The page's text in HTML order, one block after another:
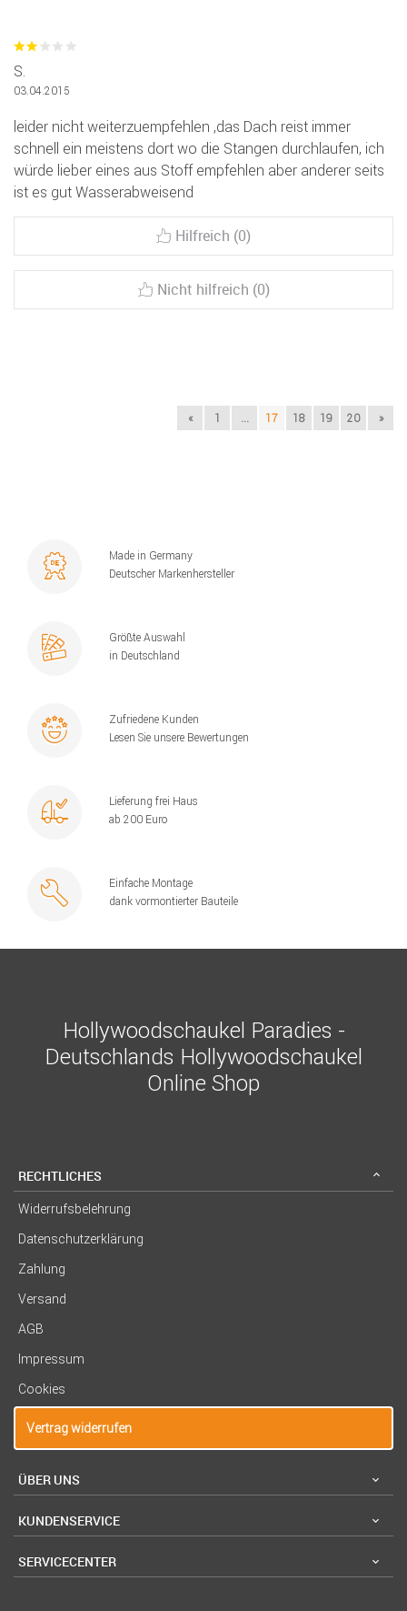
S.
03.04.2015
leider nicht weiterzuempfehlen ,das Dach reist immer
schnell ein meistens dort wo die Stangen durchlaufen, ich
würde lieber eines aus Stoff empfehlen aber anderer seits
ist es gut Wasserabweisend
Hilfreich (0)
Nicht hilfreich (0)
« 1 ... 17 18 19 20 »
Made in Germany
Deutscher Markenhersteller
Größte Auswahl
in Deutschland
Zufriedene Kunden
Lesen Sie unsere Bewertungen
Lieferung frei Haus
ab 200 Euro
Einfache Montage
dank vormontierter Bauteile
Hollywoodschaukel Paradies -
Deutschlands Hollywoodschaukel
Online Shop
RECHTLICHES
Widerrufsbelehrung
Datenschutzerklärung
Zahlung
Versand
AGB
Impressum
Cookies
Vertrag widerrufen
ÜBER UNS
KUNDENSERVICE
SERVICECENTER